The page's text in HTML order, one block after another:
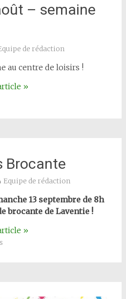
– semaine
de rédaction
au centre de loisirs !
»
Brocante
Equipe de rédaction
13 septembre de 8h
brocante de Laventie !
»